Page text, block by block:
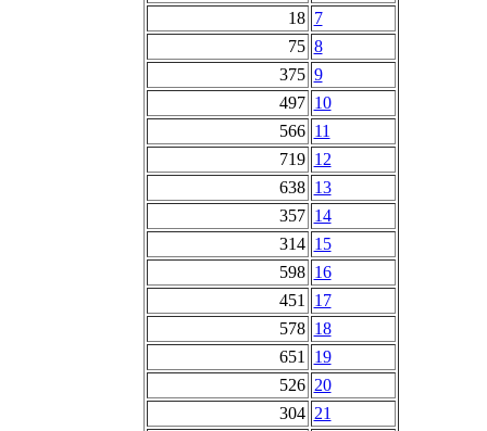
18 7
75 8
375 9
497 10
566 11
719 12
638 13
357 14
314 15
598 16
451
17
578 18
651
19
526 20
304 21